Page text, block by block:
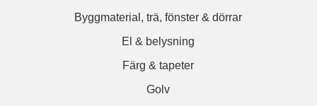
Byggmaterial, trä, fönster & dörrar
El & belysning
Färg & tapeter
Golv